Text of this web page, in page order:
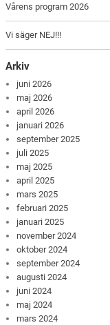
Vårens program 2026
Vi säger NEJ!!!
Arkiv
juni 2026
maj 2026
april 2026
januari 2026
september 2025
juli 2025
maj 2025
april 2025
mars 2025
februari 2025
januari 2025
november 2024
oktober 2024
september 2024
augusti 2024
juni 2024
maj 2024
mars 2024